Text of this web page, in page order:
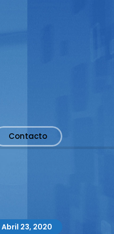
Contacto
Abril 23, 2020